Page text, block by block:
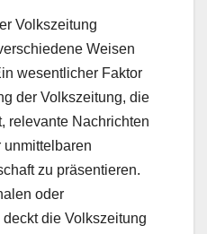
Volkszeitung
Weisen
wesentlicher Faktor
der Volkszeitung, die
relevante Nachrichten
unmittelbaren
zu präsentieren.
oder
die Volkszeitung